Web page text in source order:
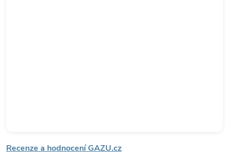
Recenze a hodnocení GAZU.cz